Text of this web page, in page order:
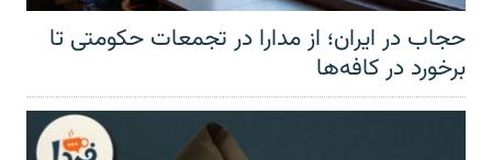
حجاب در ایران؛ از مدارا در تجمعات حکومتی تا
برخورد در کافه‌ها